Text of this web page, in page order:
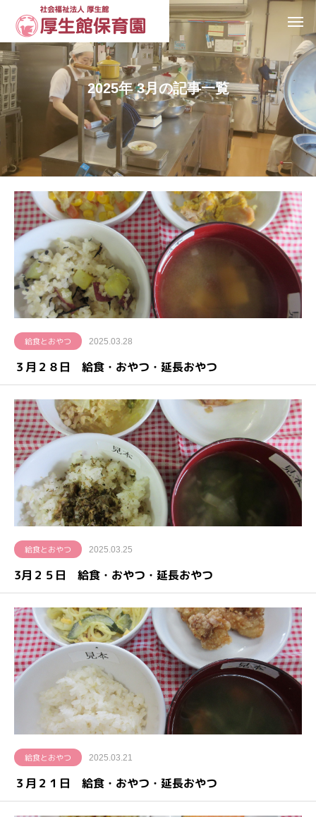
2025年 3月の記事一覧
給食とおやつ 2025.03.28
３月２８日 給食・おやつ・延長おやつ
給食とおやつ 2025.03.25
3月２５日 給食・おやつ・延長おやつ
給食とおやつ 2025.03.21
３月２１日 給食・おやつ・延長おやつ